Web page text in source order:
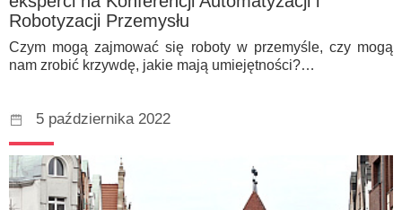
Robotyzacji Przemysłu
Czym mogą zajmować się roboty w przemyśle, czy mogą
nam zrobić krzywdę, jakie mają umiejętności?…
5 października 2022